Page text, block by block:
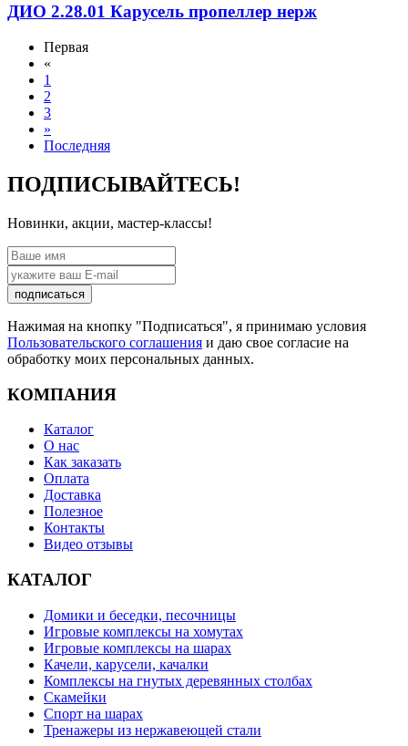
ДИО 2.28.01 Карусель пропеллер нерж
Первая
«
1
2
3
»
Последняя
ПОДПИСЫВАЙТЕСЬ!
Новинки, акции, мастер-классы!
подписаться
Нажимая на кнопку "Подписаться", я принимаю условия
Пользовательского соглашения и даю свое согласие на
обработку моих персональных данных.
КОМПАНИЯ
Каталог
О нас
Как заказать
Оплата
Доставка
Полезное
Контакты
Видео отзывы
КАТАЛОГ
Домики и беседки, песочницы
Игровые комплексы на хомутах
Игровые комплексы на шарах
Качели, карусели, качалки
Комплексы на гнутых деревянных столбах
Скамейки
Спорт на шарах
Тренажеры из нержавеющей стали